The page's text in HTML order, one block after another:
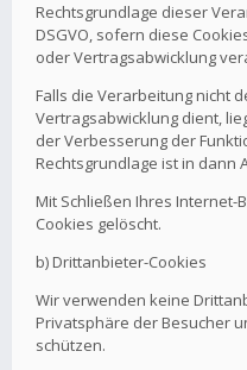
Rechtsgrundlage dieser
DSGVO, sofern diese
oder Vertragsabwicklung
Falls die Verarbeitung nicht
Vertragsabwicklung dient,
der Verbesserung der
Rechtsgrundlage ist in dann
Mit Schließen Ihres
Cookies gelöscht.
b) Drittanbieter-Cookies
Wir verwenden keine
Privatsphäre der Besucher
schützen.